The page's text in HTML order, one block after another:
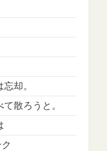
却。
散ろうと。